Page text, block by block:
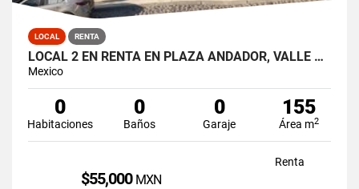
LOCAL RENTA
LOCAL 2 EN RENTA EN PLAZA ANDADOR, VALLE DE BRAVO, LA PEÑA
Mexico
0
Habitaciones
0
Baños
0
Garaje
155
Área m2
Renta
$55,000 MXN